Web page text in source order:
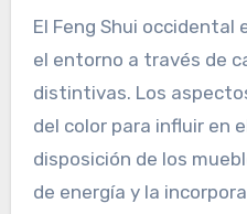
El Feng Shui
el entorno a través de
distintivas. Los
del color para influir en
disposición de los
de energía y la